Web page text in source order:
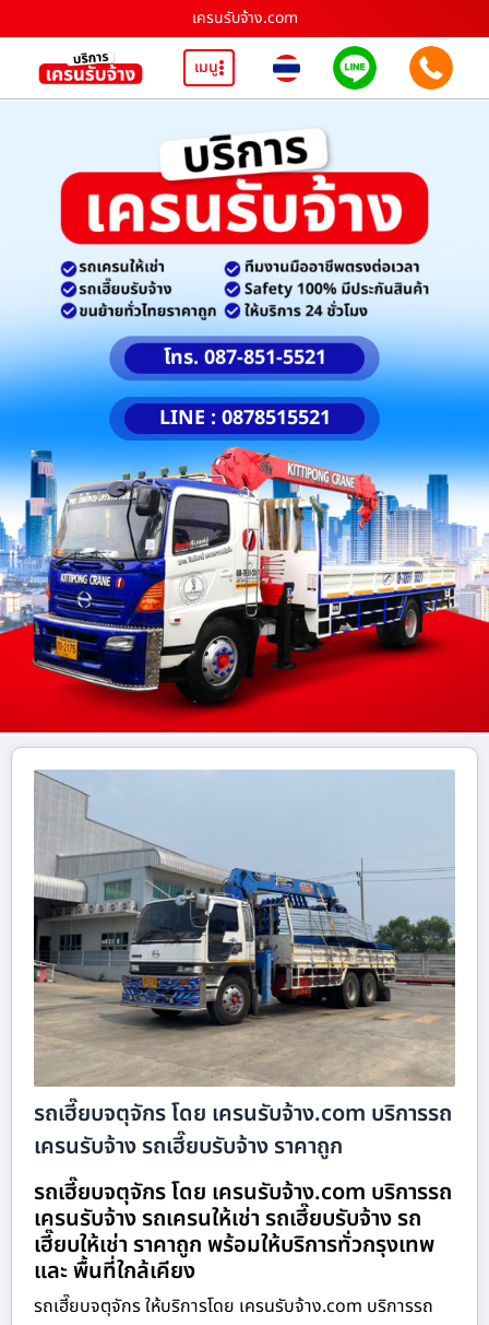
เครนรับจ้าง.com
เมนู
โทร. 087-851-5521
LINE : 0878515521
รถเฮี๊ยบจตุจักร โดย เครนรับจ้าง.com บริการรถ
เครนรับจ้าง รถเฮี๊ยบรับจ้าง ราคาถูก
รถเฮี๊ยบจตุจักร โดย เครนรับจ้าง.com บริการรถ
เครนรับจ้าง รถเครนให้เช่า รถเฮี๊ยบรับจ้าง รถ
เฮี๊ยบให้เช่า ราคาถูก พร้อมให้บริการทั่วกรุงเทพ
และ พื้นที่ใกล้เคียง
รถเฮี๊ยบจตุจักร ให้บริการโดย เครนรับจ้าง.com บริการรถ